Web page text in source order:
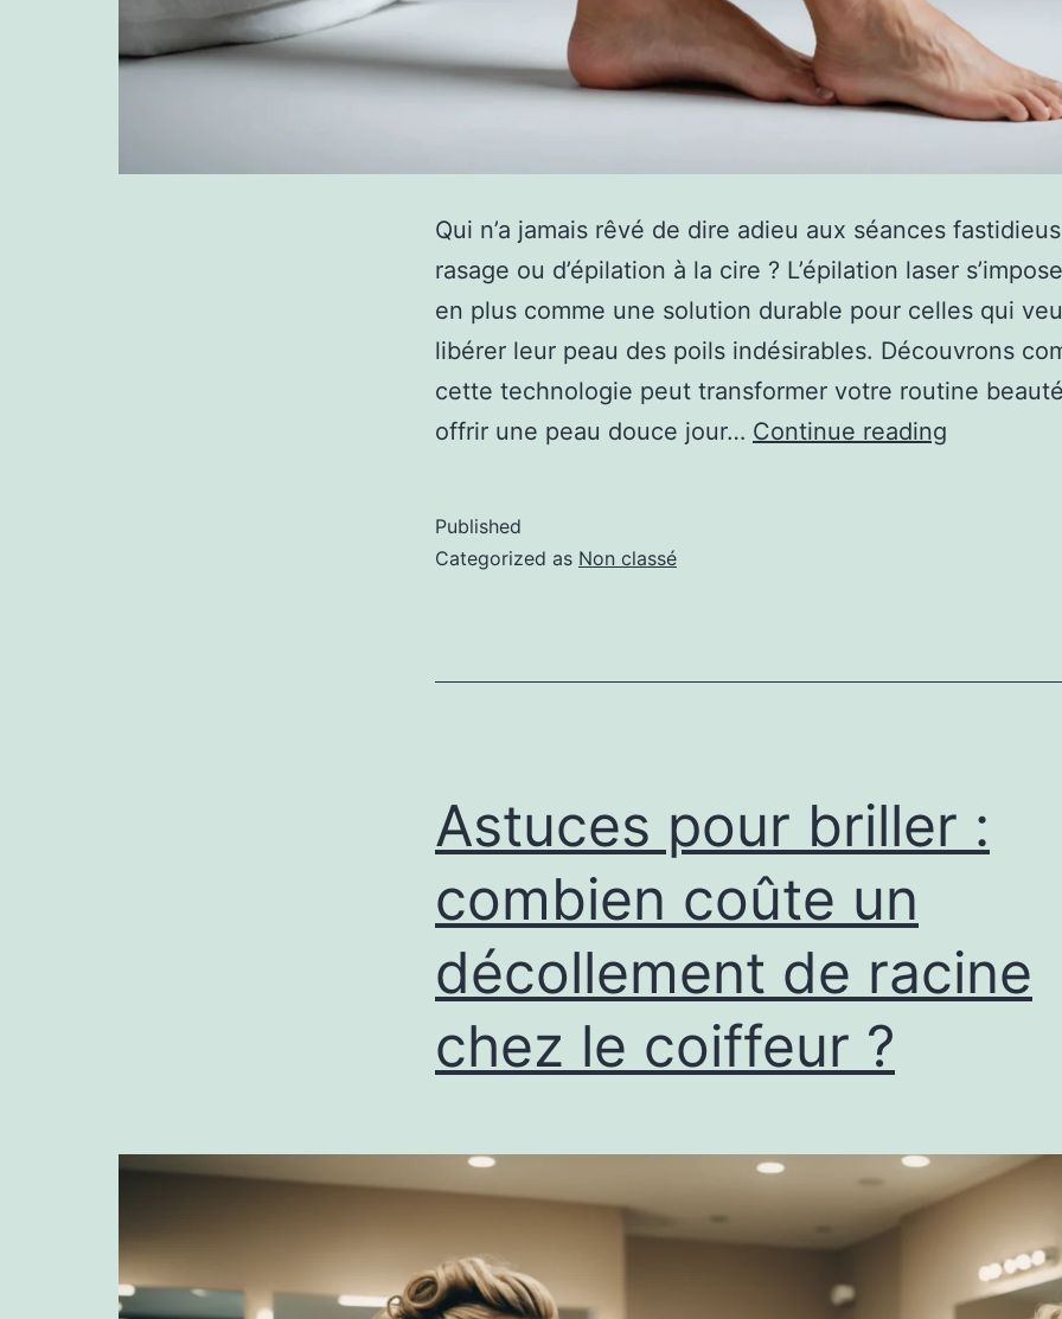
Qui n’a jamais rêvé de dire adieu aux séances
rasage ou d’épilation à la cire ? L’épilation laser
en plus comme une solution durable pour celles qui
libérer leur peau des poils indésirables. Découvrons
cette technologie peut transformer votre routine
offrir une peau douce jour… Continue reading
Published
Categorized as Non classé
Astuces pour briller :
combien coûte un
décollement de racine
chez le coiffeur ?